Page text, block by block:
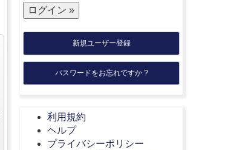
新規ユーザー登録
パスワードをお忘れですか ?
利用規約
ヘルプ
プライバシーポリシー